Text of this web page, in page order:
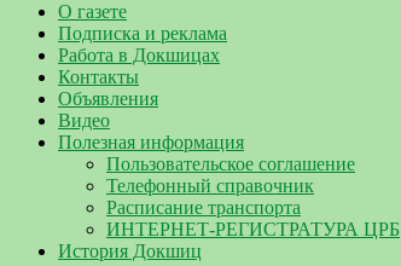
О газете
Подписка и реклама
Работа в Докшицах
Контакты
Объявления
Видео
Полезная информация
Пользовательское соглашение
Телефонный справочник
Расписание транспорта
ИНТЕРНЕТ-РЕГИСТРАТУРА ЦРБ
История Докшиц